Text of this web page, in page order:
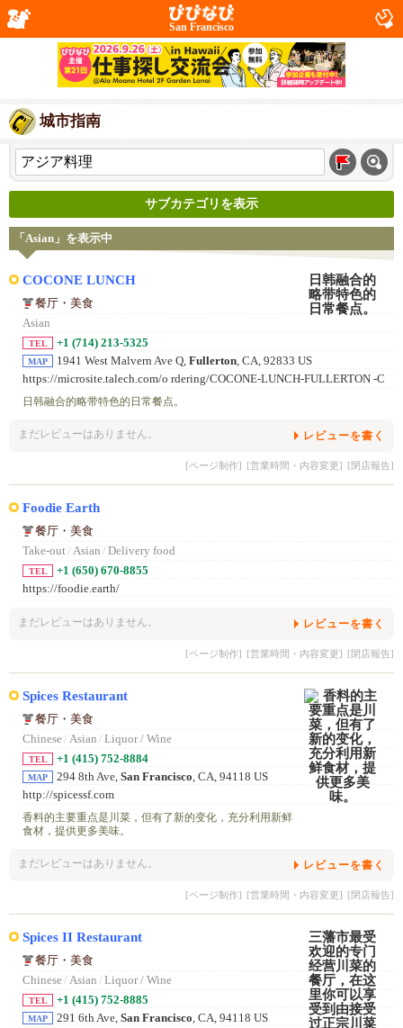
San Francisco
城市指南
サブカテゴリを表示
「Asian」を表示中
COCONE LUNCH
餐厅・美食
Asian
TEL +1 (714) 213-5325
MAP 1941 West Malvern Ave Q, Fullerton, CA, 92833 US
https://microsite.talech.com/o rdering/COCONE-LUNCH-FULLERTON -C
A/Elyjp9rM4e3YMP1v
日韩融合的略带特色的日常餐点。
まだレビューはありません。 レビューを書く
[ページ制作] [営業時間・内容変更] [閉店報告]
Foodie Earth
餐厅・美食
Take-out / Asian / Delivery food
TEL
+1 (650) 670-8855
https://foodie.earth/
まだレビューはありません。 レビューを書く
[ページ制作] [営業時間・内容変更] [閉店報告]
Spices Restaurant
餐厅・美食
Chinese/ Asian / Liquor / Wine
TEL +1 (415) 752-8884
MAP 294 8th Ave, San Francisco, CA, 94118 US
http://spicessf.com
香料的主要重点是川菜，但有了新的变化，充分利用新鲜
食材，提供更多美味。
まだレビューはありません。 レビューを書く
[ページ制作] [営業時間・内容変更] [閉店報告]
Spices II Restaurant
餐厅・美食
Chinese/ Asian / Liquor / Wine
TEL +1 (415) 752-8885
MAP 291 6th Ave, San Francisco, CA, 94118 US